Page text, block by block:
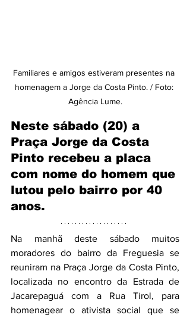
Familiares e amigos estiveram presentes na
homenagem a Jorge da Costa Pinto. / Foto:
Agência Lume.
Neste sábado (20) a
Praça Jorge da Costa
Pinto recebeu a placa
com nome do homem que
lutou pelo bairro por 40
anos.
Na manhã deste sábado muitos
moradores do bairro da Freguesia se
reuniram na Praça Jorge da Costa Pinto,
localizada no encontro da Estrada de
Jacarepaguá com a Rua Tirol, para
homenagear o ativista social que se